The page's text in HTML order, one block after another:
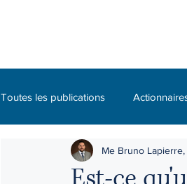
Toutes les publications
Charte canadienne des droits et lib
Me Bruno Lapierre,